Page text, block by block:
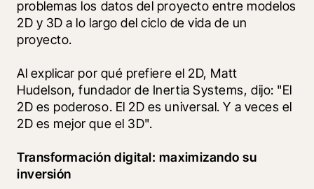
problemas los datos del proyecto entre modelos
2D y 3D a lo largo del ciclo de vida de un
proyecto.
Al explicar por qué prefiere el 2D, Matt
Hudelson, fundador de Inertia Systems, dijo: "El
2D es poderoso. El 2D es universal. Y a veces el
2D es mejor que el 3D".
Transformación digital: maximizando su
inversión